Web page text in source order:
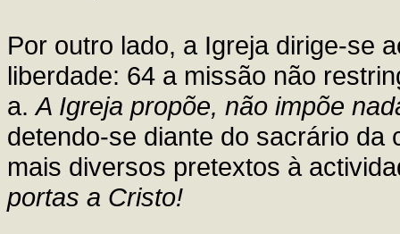
Por outro lado, a Igreja dirige-se
liberdade: 64 a missão não
a.A Igreja propõe, não impõe
detendo-se diante do sacrário da
mais diversos pretextos à
portas a Cristo!